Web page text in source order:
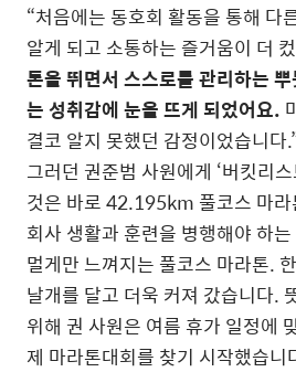
“처음에는 동호회 활동을 통해 다
알게 되고 소통하는 즐거움이 더
톤을 뛰면서 스스로를 관리하는
는 성취감에 눈을 뜨게 되었어요.
결코 알지 못했던 감정이었습니다
그러던 권준범 사원에게 ‘버킷리
것은 바로 42.195km 풀코스 마
회사 생활과 훈련을 병행해야 하
멀게만 느껴지는 풀코스 마라톤.
날개를 달고 더욱 커져 갔습니다.
위해 권 사원은 여름 휴가 일정에
제 마라톤대회를 찾기 시작했습니